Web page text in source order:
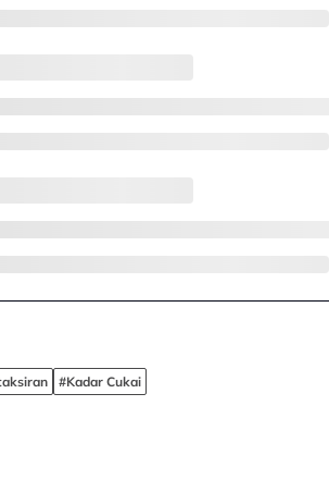
#Kadar Cukai